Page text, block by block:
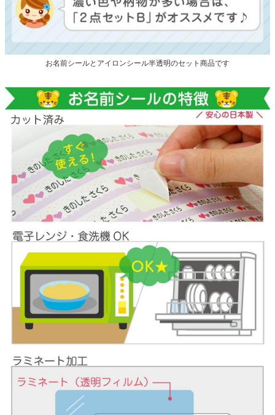
お名前シールとアイロンシール半透明のセット商品です